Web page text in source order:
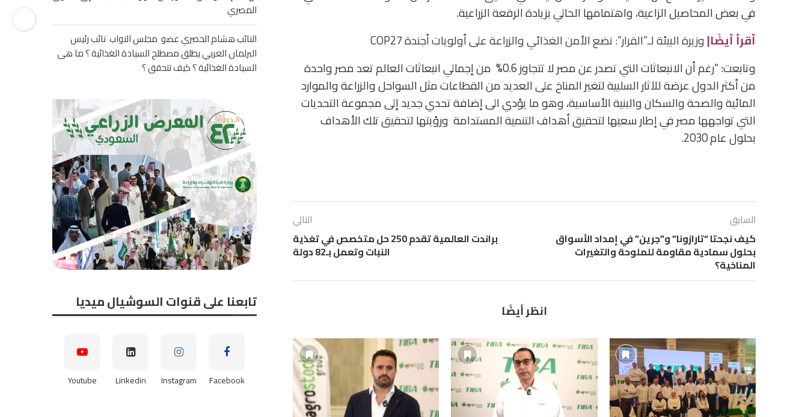
في بعض المحاصيل الزاعية، واهتمامها الحالي بزيادة الرقعة الزراعية.
أقرأ أيضًا|وزيرة البيئة لـ”القرار”: نضع الأمن الغذائي والزراعة على أولويات أجندة COP27
وتابعت: “رغم أن الانبعاثات التي تصدر عن مصر لا تتجاوز 0.6% من إجمالي انبعاثات العالم تعد مصر واحدة
من أكثر الدول عرضة للآثار السلبية لتغير المناخ على العديد من القطاعات مثل السواحل والزراعة والموارد
المائية والصحة والسكان والبنية الأساسية، وهو ما يؤدي الى إضافة تحدي جديد إلى مجموعة التحديات
التي تواجهها مصر في إطار سعيها لتحقيق أهداف التنمية المستدامة ورؤيتها لتحقيق تلك الأهداف
بحلول عام2030
.
السابق
كيف نجحتا “تارازونا” و”جرين” في إمداد الأسواق
بحلول سمادية مقاومة للملوحة والتغيرات
المناخية؟
التالي
براندت العالمية تقدم 250 حل متخصص في تغذية
النبات وتعمل بـ82 دولة
انظر أيضًا
المصري
النائب هشام الحصري عضو مجلس النواب نائب رئيس
البرلمان العربي يطلق مصطلح السيادة الغذائية ؟ ما هى
السيادة الغذائية ؟ كيف تتحقق ؟
تابعنا على قنوات السوشيال ميديا
Facebook
Instagram
Linkedin
Youtube